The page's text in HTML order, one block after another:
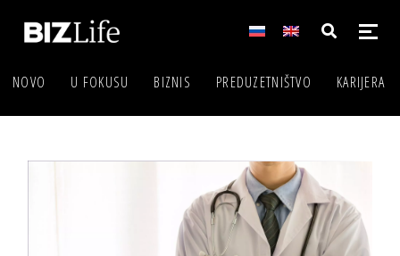
NOVO U FOKUSU BIZNIS PREDUZETNIŠTVO KARIJERA